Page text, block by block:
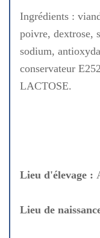
Ingrédients :
poivre, dextrose,
sodium,
conservateur
LACTOSE.
Lieu d'élevage :
Lieu de